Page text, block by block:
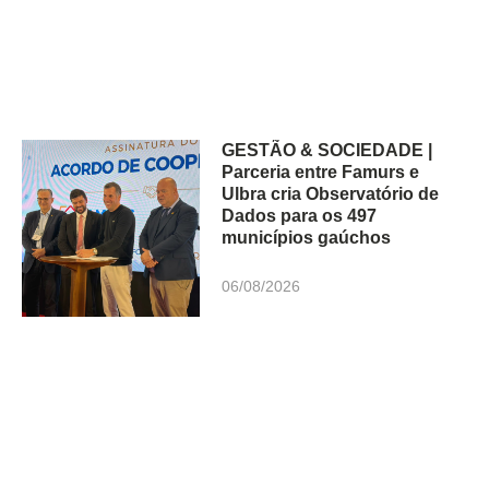
GESTÃO & SOCIEDADE |
Parceria entre Famurs e
Ulbra cria Observatório de
Dados para os 497
municípios gaúchos
06/08/2026